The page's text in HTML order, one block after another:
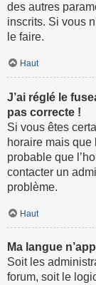
des autres
inscrits. Si vous
le faire.
Haut
J’ai réglé le
pas correcte !
Si vous êtes
horaire mais que
probable que
contacter un
problème.
Haut
Ma langue
Soit les
forum, soit le